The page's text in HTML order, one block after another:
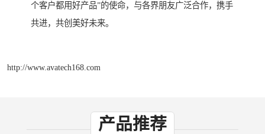
个客户都用好产品”的使命，与各界朋友广泛合作，携手
共进，共创美好未来。
http://www.avatech168.com
产品推荐